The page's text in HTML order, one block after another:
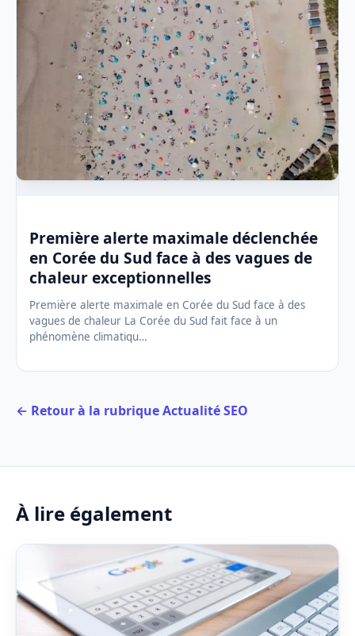
Première alerte maximale déclenchée
en Corée du Sud face à des vagues de
chaleur exceptionnelles
Première alerte maximale en Corée du Sud face à des
vagues de chaleur La Corée du Sud fait face à un
phénomène climatiqu…
← Retour à la rubrique Actualité SEO
À lire également